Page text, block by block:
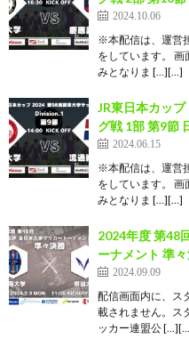
2024.10.06
※本配信は、運営
をしています。
みとなりま […][…]
JR東日本カッ
グ戦 1部 第9節
2024.06.15
※本配信は、運営
をしています。
みとなりま […][…]
2024年度 第48
ーナメント 準
2024.09.09
配信画面内に、ス
載されません。ス
ッカー連盟公